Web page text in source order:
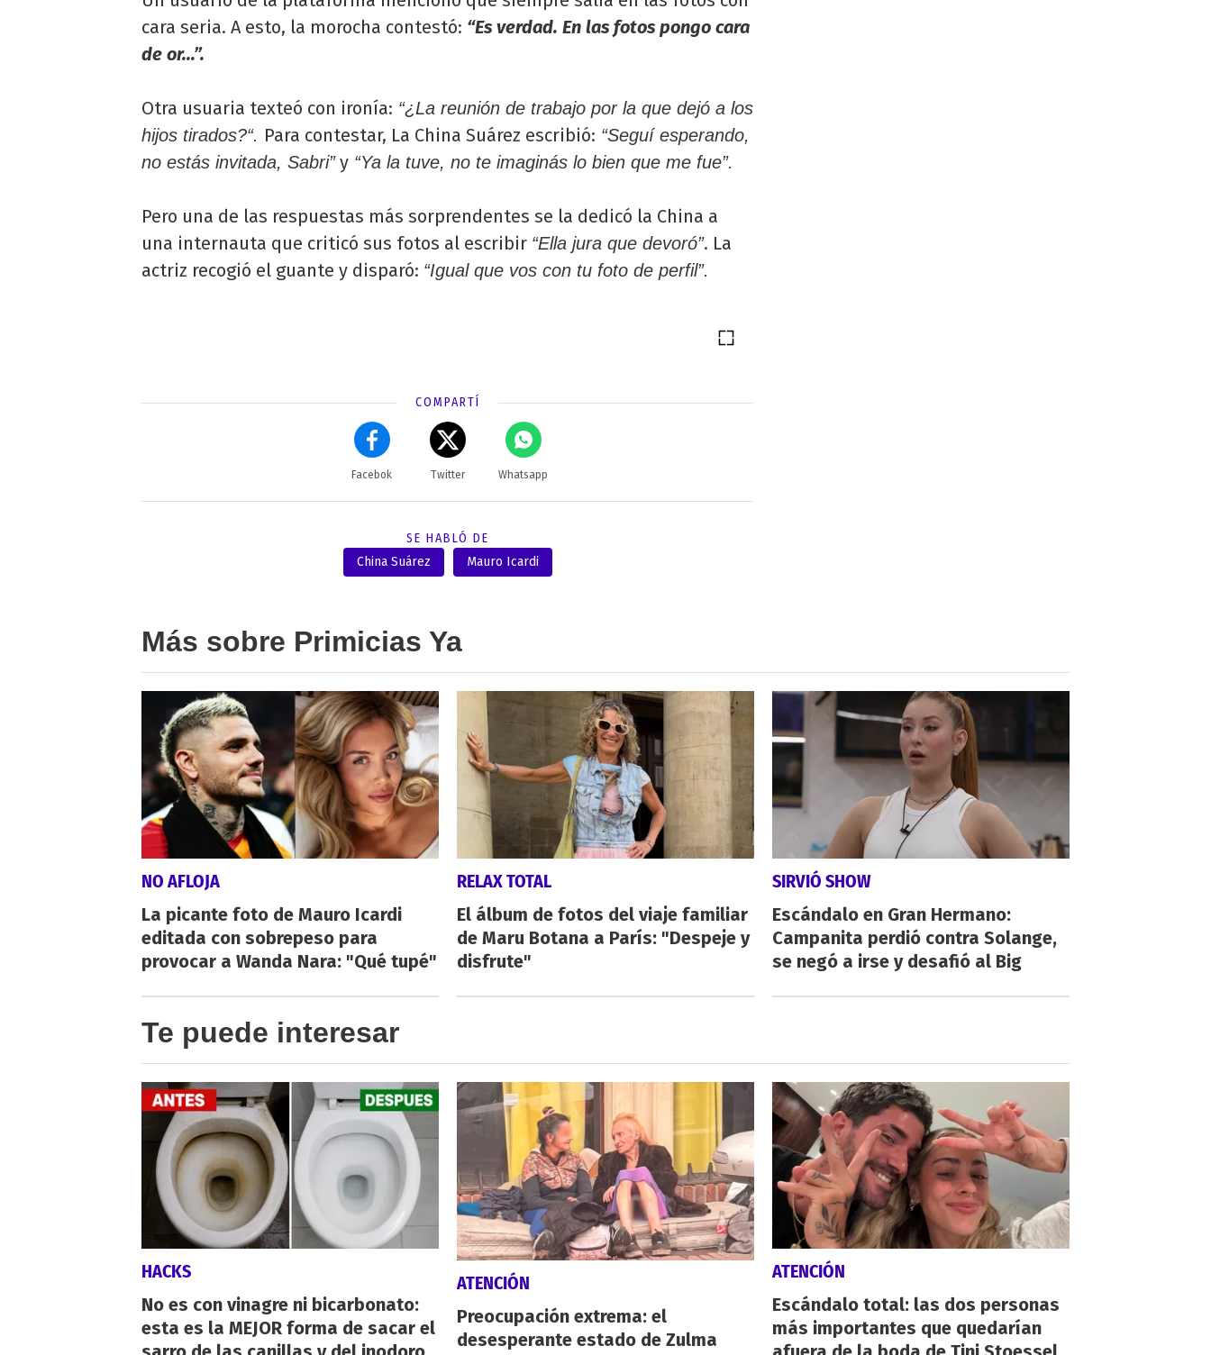
cara seria. A esto, la morocha contestó: “Es verdad. En las fotos pongo cara
de or...”.
Otra usuaria texteó con ironía: “¿La reunión de trabajo por la que dejó a los
hijos tirados?“. Para contestar, La China Suárez escribió: “Seguí esperando,
no estás invitada, Sabri”y “Ya la tuve, no te imaginás lo bien que me fue”.
Pero una de las respuestas más sorprendentes se la dedicó la China a
una internauta que criticó sus fotos al escribir “Ella jura que devoró”. La
actriz recogió el guante y disparó: “Igual que vos con tu foto de perfil”.
COMPARTÍ
Facebok Twitter Whatsapp
SE HABLÓ DE
China Suárez
Mauro Icardi
Más sobre Primicias Ya
NO AFLOJA
La picante foto de Mauro Icardi
editada con sobrepeso para
provocar a Wanda Nara: "Qué tupé"
RELAX TOTAL
El álbum de fotos del viaje familiar
de Maru Botana a París: "Despeje y
disfrute"
SIRVIÓ SHOW
Escándalo en Gran Hermano:
Campanita perdió contra Solange,
se negó a irse y desafió al Big
Te puede interesar
HACKS
No es con vinagre ni bicarbonato:
esta es la MEJOR forma de sacar el
ATENCIÓN
Preocupación extrema: el
desesperante estado de Zulma
ATENCIÓN
Escándalo total: las dos personas
más importantes que quedarían